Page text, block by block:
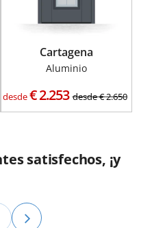
Cartagena
Aluminio
desde€2.253 desde€2.650
satisfechos, ¡y